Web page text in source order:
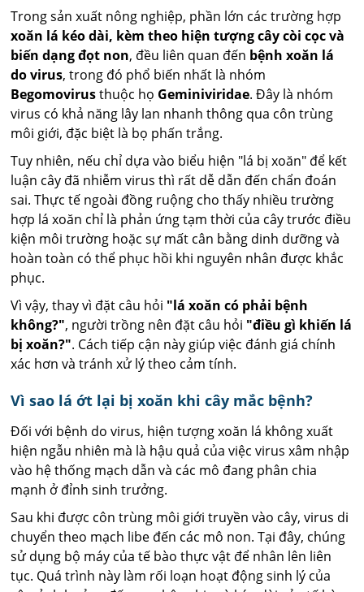
Trong sản xuất nông nghiệp, phần lớn các trường hợp
xoăn lá kéo dài, kèm theo hiện tượng cây còi cọc và
biến dạng đọt non, đều liên quan đến bệnh xoăn lá
do virus, trong đó phổ biến nhất là nhóm
Begomovirusthuộc họ Geminiviridae. Đây là nhóm
virus có khả năng lây lan nhanh thông qua côn trùng
môi giới, đặc biệt là bọ phấn trắng.
Tuy nhiên, nếu chỉ dựa vào biểu hiện "lá bị xoăn" để kết
luận cây đã nhiễm virus thì rất dễ dẫn đến chẩn đoán
sai. Thực tế ngoài đồng ruộng cho thấy nhiều trường
hợp lá xoăn chỉ là phản ứng tạm thời của cây trước điều
kiện môi trường hoặc sự mất cân bằng dinh dưỡng và
hoàn toàn có thể phục hồi khi nguyên nhân được khắc
phục.
Vì vậy, thay vì đặt câu hỏi "lá xoăn có phải bệnh
không?", người trồng nên đặt câu hỏi "điều gì khiến lá
bị xoăn?". Cách tiếp cận này giúp việc đánh giá chính
xác hơn và tránh xử lý theo cảm tính.
Vì sao lá ớt lại bị xoăn khi cây mắc bệnh?
Đối với bệnh do virus, hiện tượng xoăn lá không xuất
hiện ngẫu nhiên mà là hậu quả của việc virus xâm nhập
vào hệ thống mạch dẫn và các mô đang phân chia
mạnh ở đỉnh sinh trưởng.
Sau khi được côn trùng môi giới truyền vào cây, virus di
chuyển theo mạch libe đến các mô non. Tại đây, chúng
sử dụng bộ máy của tế bào thực vật để nhân lên liên
tục. Quá trình này làm rối loạn hoạt động sinh lý của